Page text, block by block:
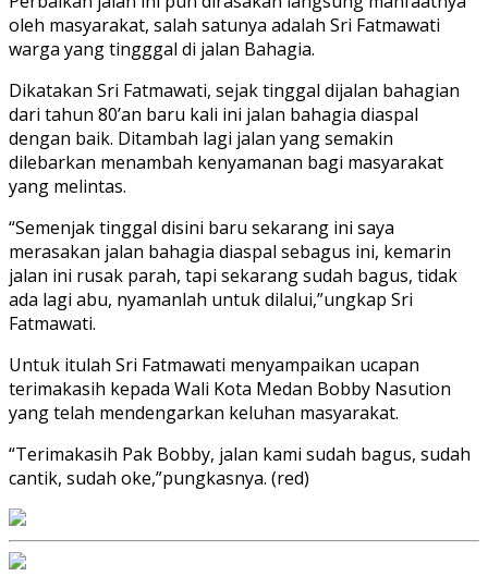
oleh masyarakat, salah satunya adalah Sri Fatmawati
warga yang tingggal di jalan Bahagia.
Dikatakan Sri Fatmawati, sejak tinggal dijalan bahagian
dari tahun 80’an baru kali ini jalan bahagia diaspal
dengan baik. Ditambah lagi jalan yang semakin
dilebarkan menambah kenyamanan bagi masyarakat
yang melintas.
“Semenjak tinggal disini baru sekarang ini saya
merasakan jalan bahagia diaspal sebagus ini, kemarin
jalan ini rusak parah, tapi sekarang sudah bagus, tidak
ada lagi abu, nyamanlah untuk dilalui,”ungkap Sri
Fatmawati.
Untuk itulah Sri Fatmawati menyampaikan ucapan
terimakasih kepada Wali Kota Medan Bobby Nasution
yang telah mendengarkan keluhan masyarakat.
“Terimakasih Pak Bobby, jalan kami sudah bagus, sudah
cantik, sudah oke,”pungkasnya. (red)